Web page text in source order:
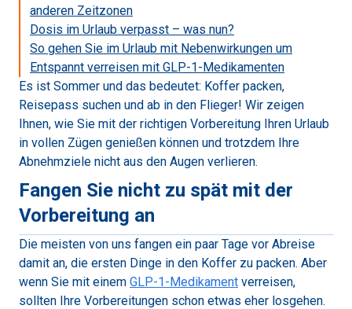
anderen Zeitzonen
Dosis im Urlaub verpasst – was nun?
So gehen Sie im Urlaub mit Nebenwirkungen um
Entspannt verreisen mit GLP-1-Medikamenten
Es ist Sommer und das bedeutet: Koffer packen,
Reisepass suchen und ab in den Flieger! Wir zeigen
Ihnen, wie Sie mit der richtigen Vorbereitung Ihren Urlaub
in vollen Zügen genießen können und trotzdem Ihre
Abnehmziele nicht aus den Augen verlieren.
Fangen Sie nicht zu spät mit der
Vorbereitung an
Die meisten von uns fangen ein paar Tage vor Abreise
damit an, die ersten Dinge in den Koffer zu packen. Aber
wenn Sie mit einem GLP-1-Medikament verreisen,
sollten Ihre Vorbereitungen schon etwas eher losgehen.